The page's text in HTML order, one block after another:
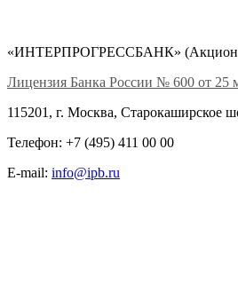
«ИНТЕРПРОГРЕССБАНК»
Лицензия Банка России № 600 от 25
115201, г. Москва, Старокаширское
Телефон: +7 (495) 411 00 00
E-mail: info@ipb.ru